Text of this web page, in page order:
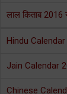
लाल किताब 2016
Hindu
Jain Calendar
Chinese